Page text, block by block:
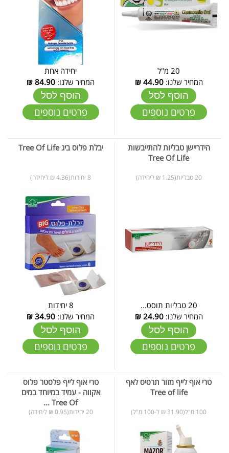
20 מ"ל
המחיר שלנו:44.90
₪
הוסף לסל
פרטים נוספים
יחידה אחת
המחיר שלנו: 84.90
₪
הוסף לסל
פרטים נוספים
הידריישן טבליות להתייבשות
Tree Of Life
20 טבליות(1.25 ₪ ליחידה)
20 טבליות תוסס...
המחיר שלנו:24.90
₪
הוסף לסל
פרטים נוספים
יבלת פלוס ביג Tree Of Life
8 יחידות(4.36 ₪ ליחידה)
8 יחידות
המחיר שלנו: 34.90
₪
הוסף לסל
פרטים נוספים
טרי אוף לייף מזור תרסיס לאף
Tree of life
100 מ"ל(31.90 ₪ ל-100 מ"ל)
טרי אוף לייף פלסטר פלוס
אקווה - עמיד במיוחד במים
Tree Of ...
20 יחידות(0.95 ₪ ליחידה)